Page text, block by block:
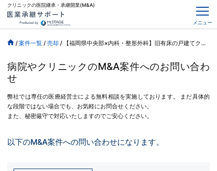
クリニックの医院継承・承継開業(M&A)
メニュー
/ 案件一覧 / 売却 / 【福岡県中央部×内科・整形外科】旧有床の戸建てクリニック、不動産譲渡含む
病院やクリニックのM&A案件へのお問い合わ
せ
弊社では専任の医療経営士による無料相談を実施しております。
まだ具体的
な段階ではない場合でも、お気軽にお問合せください。
また、秘密厳守で対応いたしますのでご安心ください。
以下のM&A案件への問い合わせになります。